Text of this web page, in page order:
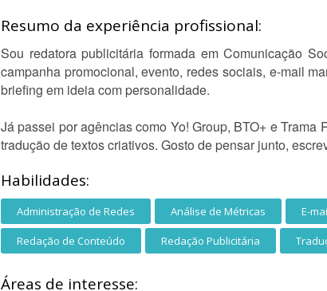
Resumo da experiência profissional:
Sou redatora publicitária formada em Comunicação
campanha promocional, evento, redes sociais, e-mail
briefing em ideia com personalidade.
Já passei por agências como Yo! Group, BTO+ e
tradução de textos criativos. Gosto de pensar junto,
Habilidades:
Administração de Redes Análise de Métricas E-
Redação de Conteúdo Redação Publicitária
Áreas de interesse: